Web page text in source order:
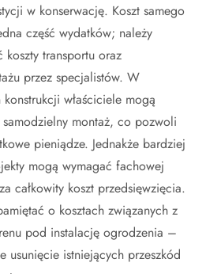
w konserwację. Koszt samego
część wydatków; należy
transportu oraz
przez specjalistów. W
właściciele mogą
montaż, co pozwoli
pieniądze. Jednakże bardziej
mogą wymagać fachowej
całkowity koszt przedsięwzięcia.
o kosztach związanych z
pod instalację ogrodzenia –
usunięcie istniejących przeszkód